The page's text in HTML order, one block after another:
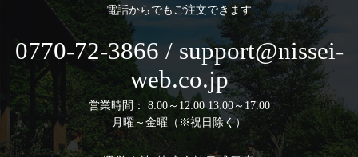
電話からでもご注文できます
0770-72-3866 / support@nissei-
web.co.jp
営業時間： 8:00～12:00 13:00～17:00
月曜～金曜（※祝日除く）